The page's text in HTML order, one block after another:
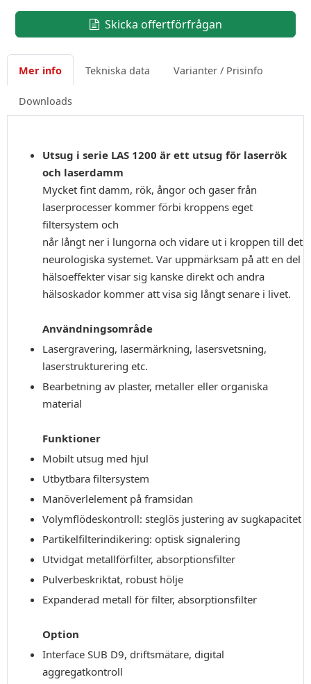
Skicka offertförfrågan
Mer info Tekniska data Varianter / Prisinfo
Downloads
Utsug i serie LAS 1200 är ett utsug för laserrök
och laserdamm
Mycket fint damm, rök, ångor och gaser från
laserprocesser kommer förbi kroppens eget
filtersystem och
når långt ner i lungorna och vidare ut i kroppen till det
neurologiska systemet. Var uppmärksam på att en del
hälsoeffekter visar sig kanske direkt och andra
hälsoskador kommer att visa sig långt senare i livet.
Användningsområde
Lasergravering, lasermärkning, lasersvetsning,
laserstrukturering etc.
Bearbetning av plaster, metaller eller organiska
material
Funktioner
Mobilt utsug med hjul
Utbytbara filtersystem
Manöverlelement på framsidan
Volymflödeskontroll: steglös justering av sugkapacitet
Partikelfilterindikering: optisk signalering
Utvidgat metallförfilter, absorptionsfilter
Pulverbeskriktat, robust hölje
Expanderad metall för filter, absorptionsfilter
Option
Interface SUB D9, driftsmätare, digital
aggregatkontroll